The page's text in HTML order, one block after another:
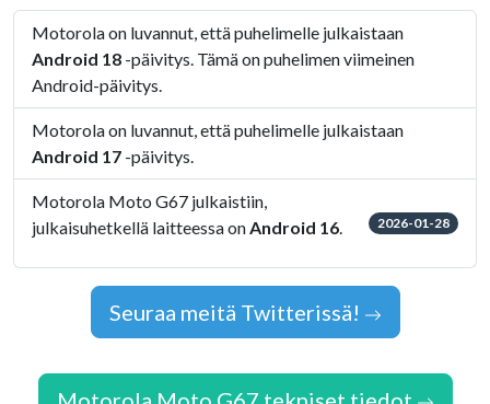
Motorola on luvannut, että puhelimelle julkaistaan
Android 18 -päivitys. Tämä on puhelimen viimeinen
Android-päivitys.
Motorola on luvannut, että puhelimelle julkaistaan
Android 17 -päivitys.
Motorola Moto G67 julkaistiin,
julkaisuhetkellä laitteessa onAndroid 16. 2026-01-28
Seuraa meitä Twitterissä!